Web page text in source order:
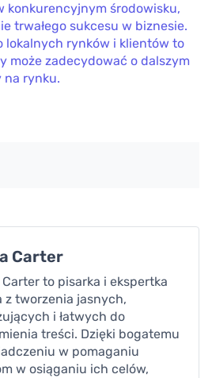
konkurencyjnym środowisku,
trwałego sukcesu w biznesie.
lokalnych rynków i klientów to
może zadecydować o dalszym
na rynku.
Carter
to pisarka i ekspertka
z tworzenia jasnych,
i łatwych do
treści. Dzięki bogatemu
w pomaganiu
w osiąganiu ich celów,